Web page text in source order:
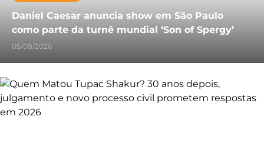
Daniel Caesar anuncia show em São Paulo
como parte da turnê mundial ‘Son of Spergy’
05/08/2026